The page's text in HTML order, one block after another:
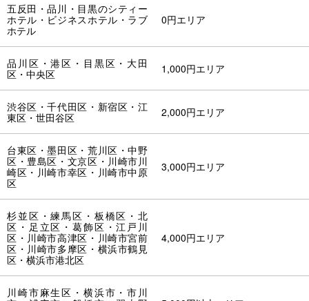
五反田・品川・目黒のシティー
ホテル・ビジネスホテル・ラブ
ホテル
0円エリア
品川区・港区・目黒区・大田
区・中央区
1,000円エリア
渋谷区・千代田区・新宿区・江
東区・世田谷区
2,000円エリア
台東区・墨田区・荒川区・中野
区・豊島区・文京区・川崎市川
崎区・川崎市幸区・川崎市中原
区
3,000円エリア
杉並区・練馬区・板橋区・北
区・足立区・葛飾区・江戸川
区・川崎市高津区・川崎市宮前
区・川崎市多摩区・横浜市鶴見
区・横浜市港北区
4,000円エリア
川崎市麻生区・横浜市・市川